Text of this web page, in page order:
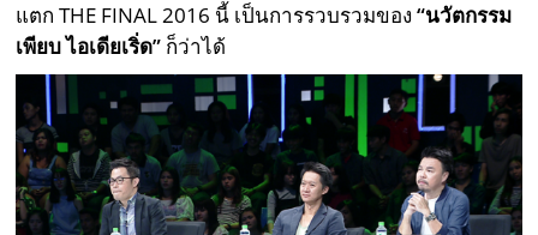
แตก THE FINAL 2016 นี้ เป็นการรวบรวมของ“นวัตกรรม
เพียบ ไอเดียเริ่ด” ก็ว่าได้